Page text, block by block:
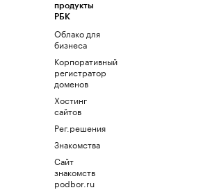
продукты
РБК
Облако для
бизнеса
Корпоративный
регистратор
доменов
Хостинг
сайтов
Рег.решения
Знакомства
Сайт
знакомств
podbor.ru